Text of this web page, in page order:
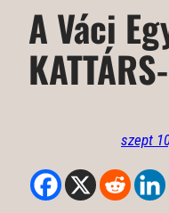
A Váci
szept